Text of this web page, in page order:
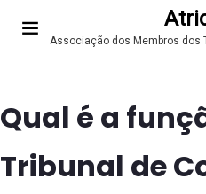
Associação dos Membros dos
Qual é a
Tribunal de